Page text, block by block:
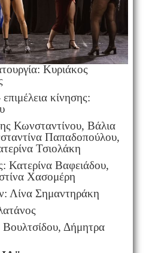
Κυριάκος
κίνησης:
Κωνσταντίνου, Βάλια
Παπαδοπούλου,
Τσιολάκη
Κατερίνα Βαφειάδου,
Χασομέρη
Λίνα Σημαντηράκη
Δήμητρα